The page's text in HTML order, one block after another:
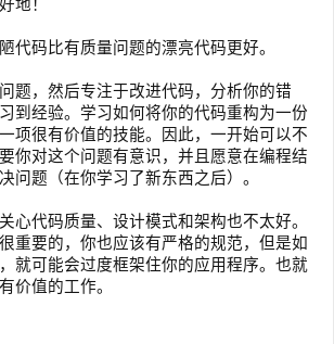
代码比有质量问题的漂亮代码更好。
题，然后专注于改进代码，分析你的错
到经验。学习如何将你的代码重构为一份
项很有价值的技能。因此，一开始可以不
你对这个问题有意识，并且愿意在编程结
问题（在你学习了新东西之后）。
心代码质量、设计模式和架构也不太好。
重要的，你也应该有严格的规范，但是如
就可能会过度框架住你的应用程序。也就
价值的工作。